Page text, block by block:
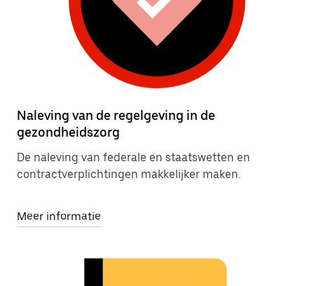
Naleving van de regelgeving in de
gezondheidszorg
De naleving van federale en staatswetten en
contractverplichtingen makkelijker maken.
Meer informatie